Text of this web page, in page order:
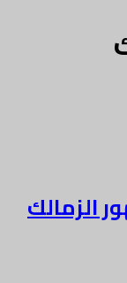
الزمالك